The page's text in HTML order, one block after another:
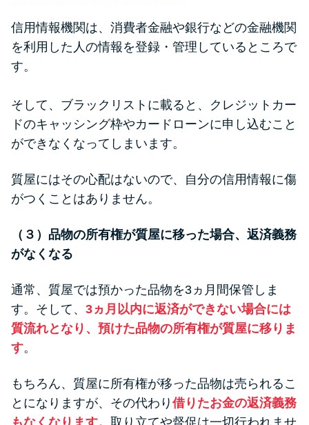
信用情報機関は、消費者金融や銀行などの金融機関
を利用した人の情報を登録・管理しているところで
す。
そして、ブラックリストに載ると、クレジットカー
ドのキャッシング枠やカードローンに申し込むこと
ができなくなってしまいます。
質屋にはその心配はないので、自分の信用情報に傷
がつくことはありません。
（３）品物の所有権が質屋に移った場合、返済義務
がなくなる
通常、質屋では預かった品物を3ヵ月間保管しま
す。そして、 3ヵ月以内に返済ができない場合には
質流れとなり、預けた品物の所有権が質屋に移りま
す。
もちろん、質屋に所有権が移った品物は売られるこ
とになりますが、その代わり 借りたお金の返済義務
もなくなります。 取り立てや督促は一切行われませ